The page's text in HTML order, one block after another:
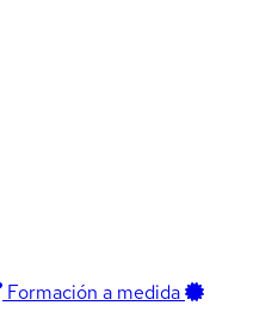
Formación a medida